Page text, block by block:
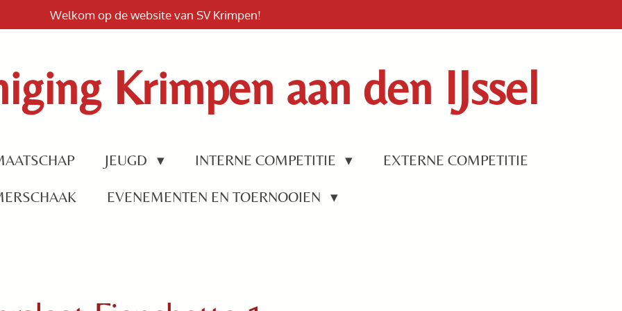
Welkom op de website van SV Krimpen!
Krimpen aan den IJssel
JEUGD INTERNE COMPETITIE EXTERNE COMPETITIE
EVENEMENTEN EN TOERNOOIEN